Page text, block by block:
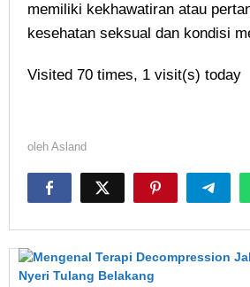
memiliki kekhawatiran atau
kesehatan seksual dan kondisi
Visited 70 times, 1 visit(s) today
oleh Asland